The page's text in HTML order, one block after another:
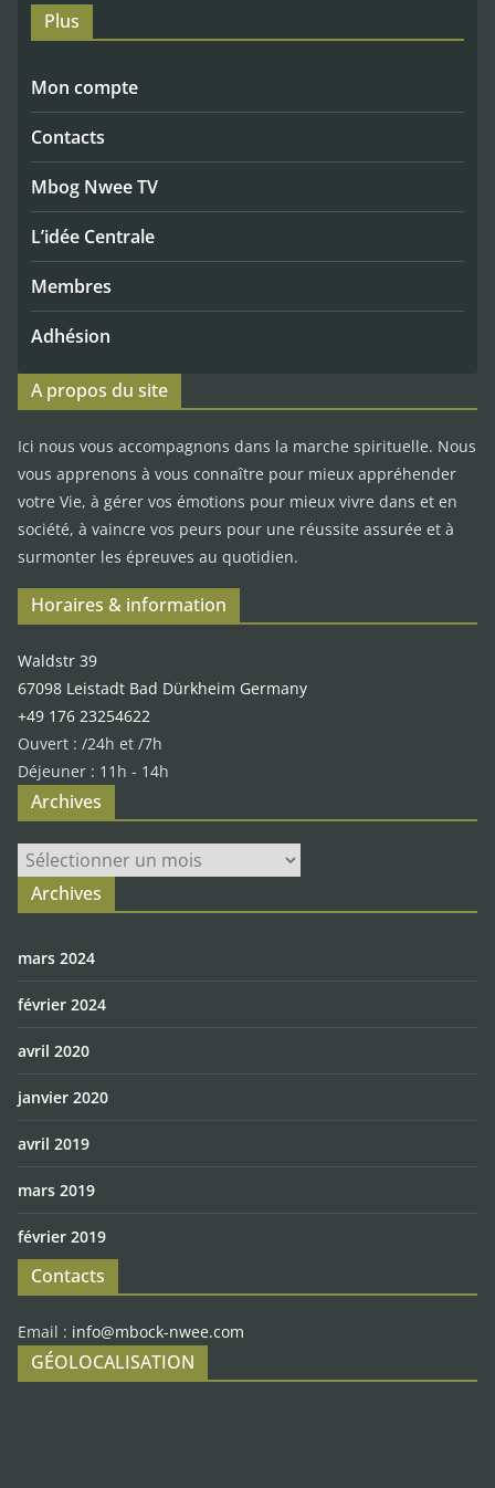
Plus
Mon compte
Contacts
Mbog Nwee TV
L’idée Centrale
Membres
Adhésion
A propos du site
Ici nous vous accompagnons dans la marche spirituelle. Nous
vous apprenons à vous connaître pour mieux appréhender
votre Vie, à gérer vos émotions pour mieux vivre dans et en
société, à vaincre vos peurs pour une réussite assurée et à
surmonter les épreuves au quotidien.
Horaires & information
Waldstr 39
67098 Leistadt Bad Dürkheim Germany
+49 176 23254622
Ouvert : /24h et /7h
Déjeuner : 11h - 14h
Archives
Archives
Archives
mars 2024
février 2024
avril 2020
janvier 2020
avril 2019
mars 2019
février 2019
Contacts
Email : info@mbock-nwee.com
GÉOLOCALISATION